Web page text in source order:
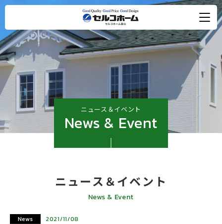
ニュース＆イベント
News & Event
ニュース＆イベント
News & Event
News 2021/11/08